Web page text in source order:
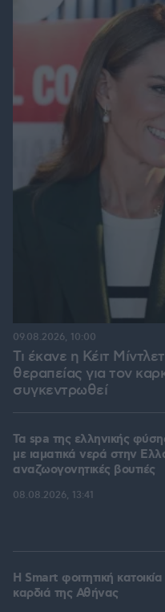
Τι έκανε η Κέιτ
θεραπείας για τον
συγκεντρωθεί
09.08.2026, 10:00
Τα spa της ελληνικής
με ιαματικά νερά στην
αναζωογονητικές βουτιές
08.08.2026, 13:41
Η Smart φοιτητική
καρδιά της Αθήνας